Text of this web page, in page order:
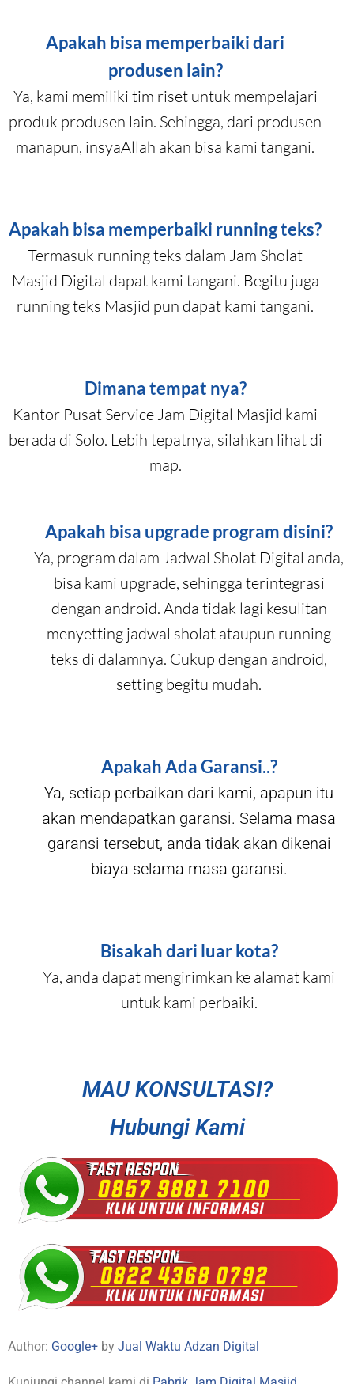
Apakah bisa memperbaiki dari
produsen lain?
Ya, kami memiliki tim riset untuk mempelajari
produk produsen lain. Sehingga, dari produsen
manapun, insyaAllah akan bisa kami tangani.
Apakah bisa memperbaiki running teks?
Termasuk running teks dalam Jam Sholat
Masjid Digital dapat kami tangani. Begitu juga
running teks Masjid pun dapat kami tangani.
Dimana tempat nya?
Kantor Pusat Service Jam Digital Masjid kami
berada di Solo. Lebih tepatnya, silahkan lihat di
map.
Apakah bisa upgrade program disini?
Ya, program dalam Jadwal Sholat Digital anda,
bisa kami upgrade, sehingga terintegrasi
dengan android. Anda tidak lagi kesulitan
menyetting jadwal sholat ataupun running
teks di dalamnya. Cukup dengan android,
setting begitu mudah.
Apakah Ada Garansi..?
Ya, setiap perbaikan dari kami, apapun itu
akan mendapatkan garansi. Selama masa
garansi tersebut, anda tidak akan dikenai
biaya selama masa garansi.
Bisakah dari luar kota?
Ya, anda dapat mengirimkan ke alamat kami
untuk kami perbaiki.
MAU KONSULTASI?
Hubungi Kami
Author: Google+ by Jual Waktu Adzan Digital